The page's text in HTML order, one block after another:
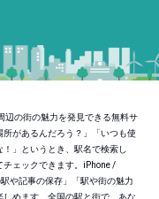
辺の街の魅力を発見できる無料サ
があるんだろう？」「いつも使
」というとき、駅名で検索し
ェックできます。iPhone /
や記事の保存」「駅や街の魅力
めます。全国の駅と街で、あな